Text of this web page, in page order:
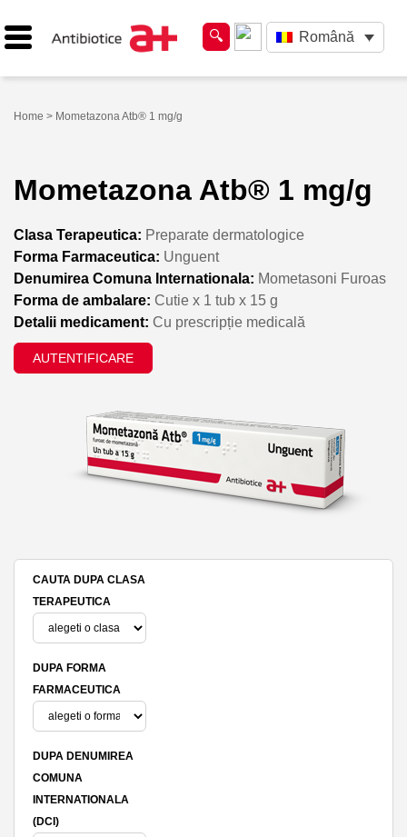
Română
Home > Mometazona Atb® 1 mg/g
Mometazona Atb® 1 mg/g
Clasa Terapeutica: Preparate dermatologice
Forma Farmaceutica: Unguent
Denumirea Comuna Internationala: Mometasoni Furoas
Forma de ambalare: Cutie x 1 tub x 15 g
Detalii medicament: Cu prescripție medicală
AUTENTIFICARE
CAUTA DUPA CLASA
TERAPEUTICA
DUPA FORMA
FARMACEUTICA
DUPA DENUMIREA
COMUNA
INTERNATIONALA
(DCI)